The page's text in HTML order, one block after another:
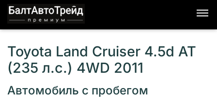
Toyota Land Cruiser 4.5d AT
(235 л.с.) 4WD 2011
Автомобиль с пробегом